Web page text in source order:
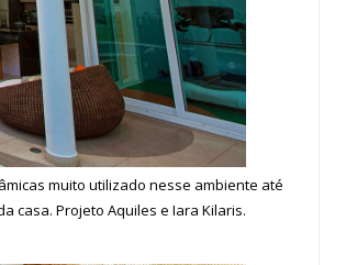
muito utilizado nesse ambiente até
casa. Projeto Aquiles e Iara Kilaris.